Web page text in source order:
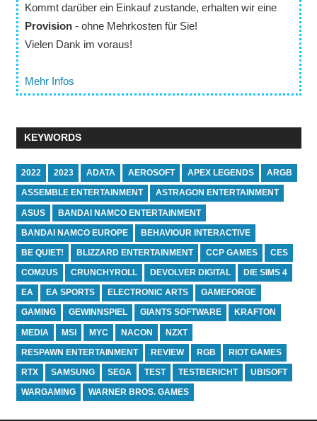
Kommt darüber ein Einkauf zustande, erhalten wir eine
Provision- ohne Mehrkosten für Sie!
Vielen Dank im voraus!
Mehr Infos
KEYWORDS
2022 2023 ADATA AEROSOFT APEX LEGENDS ARGB
ASSEMBLE ENTERTAINMENT ASTRAGON ENTERTAINMENT
ASUS BANDAI NAMCO ENTERTAINMENT
BANDAI NAMCO EUROPE BEHAVIOUR INTERACTIVE
BE QUIET! BLIZZARD ENTERTAINMENT CCP GAMES CES
COM2US CRUNCHYROLL DEVOLVER DIGITAL DIE SIMS 4
EA EA SPORTS ELECTRONIC ARTS GAMEFORGE
GAMING GEWINNSPIEL GIANTS SOFTWARE KRAFTON
MEDIA MSI MYC NACON NZXT
RESPAWN ENTERTAINMENT REVIEW RGB RIOT GAMES
RTX SAMSUNG SEGA TEST TESTBERICHT UBISOFT
WARGAMING WARNER BROS. GAMES